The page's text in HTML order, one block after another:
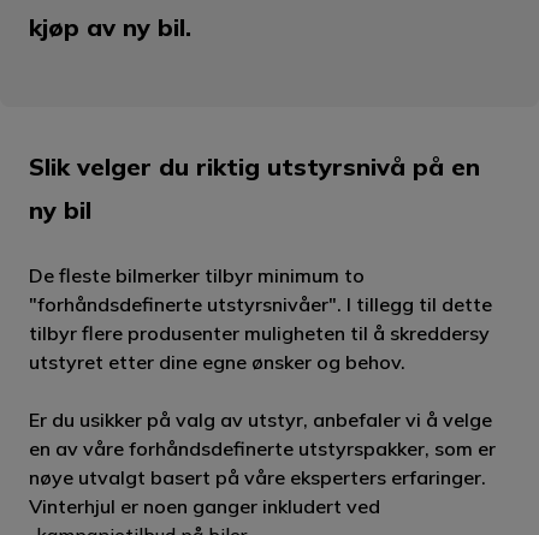
kjøp av ny bil.
Slik velger du riktig utstyrsnivå på en
ny bil
De fleste bilmerker tilbyr minimum to
"forhåndsdefinerte utstyrsnivåer". I tillegg til dette
tilbyr flere produsenter muligheten til å skreddersy
utstyret etter dine egne ønsker og behov.
Er du usikker på valg av utstyr, anbefaler vi å velge
en av våre forhåndsdefinerte utstyrspakker, som er
nøye utvalgt basert på våre eksperters erfaringer.
Vinterhjul er noen ganger inkludert ved